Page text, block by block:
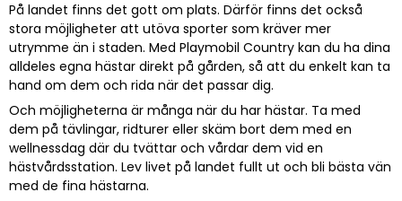
På landet finns det gott om plats. Därför finns det också
stora möjligheter att utöva sporter som kräver mer
utrymme än i staden. Med Playmobil Country kan du ha dina
alldeles egna hästar direkt på gården, så att du enkelt kan ta
hand om dem och rida när det passar dig.
Och möjligheterna är många när du har hästar. Ta med
dem på tävlingar, ridturer eller skäm bort dem med en
wellnessdag där du tvättar och vårdar dem vid en
hästvårdsstation. Lev livet på landet fullt ut och bli bästa vän
med de fina hästarna.